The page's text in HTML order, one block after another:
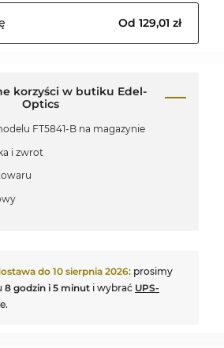
Od 129,01 zł
korzyści w butiku Edel-
Optics
FT5841-B na magazynie
i zwrot
do 10 sierpnia 2026: prosimy
8 godzin i 5 minut i wybrać UPS-